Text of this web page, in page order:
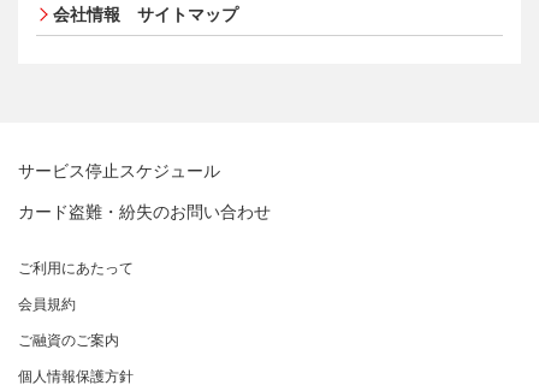
第79期 半期報告書
第77期 有価証券報告書
第77期 半期報告書
お客さまサポート
選べるお支払方法
各種お問い合わせ
加盟店さま向けお問い合わせ
お客さま応対における当社の方針
会社情報 サイトマップ
サービス停止スケジュール
カード盗難・紛失のお問い合わせ
ご利用にあたって
会員規約
ご融資のご案内
個人情報保護方針